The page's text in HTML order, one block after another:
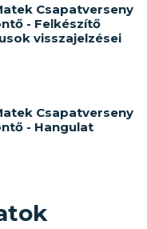
Csapatverseny
- Felkészítő
visszajelzései
Csapatverseny
- Hangulat